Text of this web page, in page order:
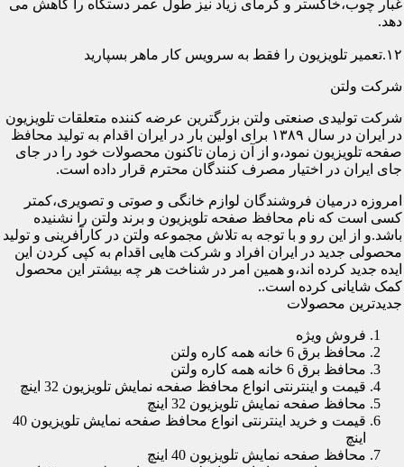
غبار چوب،خاکستر و گرمای زیاد نیز طول عمر دستگاه را کاهش می
دهد.
۱۲.تعمیر تلویزیون را فقط به سرویس کار ماهر بسپارید
شرکت ولتن
شرکت تولیدی صنعتی ولتن بزرگترین عرضه کننده متعلقات تلویزیون
در ایران در سال ۱۳۸۹ برای اولین بار در ایران اقدام به تولید محافظ
صفحه تلویزیون نمود،و از آن زمان تاکنون محصولات خود را در جای
جای ایران در اختیار مصرف کنندگان محترم قرار داده است.
امروزه درمیان فروشندگان لوازم خانگی و صوتی و تصویری،کمتر
کسی است که نام محافظ صفحه تلویزیون و برند ولتن را نشنیده
باشد.و از این رو و با توجه به تلاش مجموعه ولتن در کارآفرینی و تولید
محصولی جدید در ایران افراد و شرکت هایی اقدام به کپی کردن این
ایده جدید کرده اند،و همین امر در شناخت هر چه بیشتر این محصول
کمک شایانی کرده است..
جدیدترین محصولات
فروش ویژه
محافظ برق 6 خانه همه کاره ولتن
محافظ برق 6 خانه همه کاره ولتن
قیمت و اینترنتی انواع محافظ صفحه نمایش تلویزیون 32 اینچ
محافظ صفحه نمایش تلویزیون 32 اینچ
قیمت و خرید اینترنتی انواع محافظ صفحه نمایش تلویزیون 40
اینچ
محافظ صفحه نمایش تلویزیون 40 اینچ